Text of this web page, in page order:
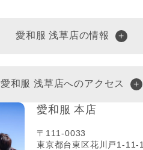
愛和服 浅草店の情報
愛和服 浅草店へのアクセス
愛和服 本店
〒111-0033
東京都台東区花川戸1-11-1